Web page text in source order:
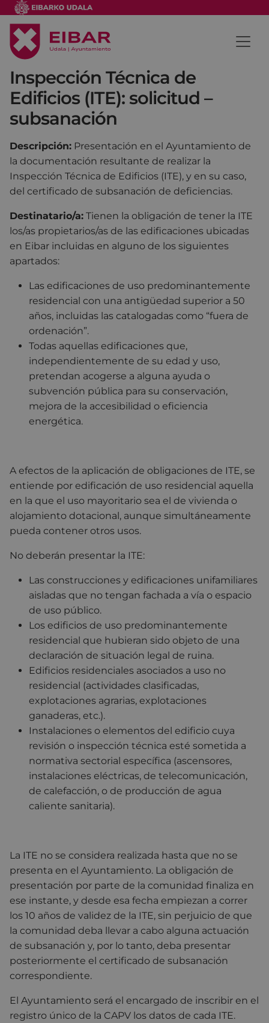
Inspección Técnica de
Edificios (ITE): solicitud –
subsanación
Descripción: Presentación en el Ayuntamiento de
la documentación resultante de realizar la
Inspección Técnica de Edificios (ITE), y en su caso,
del certificado de subsanación de deficiencias.
Destinatario/a: Tienen la obligación de tener la ITE
los/as propietarios/as de las edificaciones ubicadas
en Eibar incluidas en alguno de los siguientes
apartados:
Las edificaciones de uso predominantemente
residencial con una antigüedad superior a 50
años, incluidas las catalogadas como “fuera de
ordenación”.
Todas aquellas edificaciones que,
independientemente de su edad y uso,
pretendan acogerse a alguna ayuda o
subvención pública para su conservación,
mejora de la accesibilidad o eficiencia
energética.
A efectos de la aplicación de obligaciones de ITE, se
entiende por edificación de uso residencial aquella
en la que el uso mayoritario sea el de vivienda o
alojamiento dotacional, aunque simultáneamente
pueda contener otros usos.
No deberán presentar la ITE:
Las construcciones y edificaciones unifamiliares
aisladas que no tengan fachada a vía o espacio
de uso público.
Los edificios de uso predominantemente
residencial que hubieran sido objeto de una
declaración de situación legal de ruina.
Edificios residenciales asociados a uso no
residencial (actividades clasificadas,
explotaciones agrarias, explotaciones
ganaderas, etc.).
Instalaciones o elementos del edificio cuya
revisión o inspección técnica esté sometida a
normativa sectorial específica (ascensores,
instalaciones eléctricas, de telecomunicación,
de calefacción, o de producción de agua
caliente sanitaria).
La ITE no se considera realizada hasta que no se
presenta en el Ayuntamiento. La obligación de
presentación por parte de la comunidad finaliza en
ese instante, y desde esa fecha empiezan a correr
los 10 años de validez de la ITE, sin perjuicio de que
la comunidad deba llevar a cabo alguna actuación
de subsanación y, por lo tanto, deba presentar
posteriormente el certificado de subsanación
correspondiente.
El Ayuntamiento será el encargado de inscribir en el
registro único de la CAPV los datos de cada ITE.